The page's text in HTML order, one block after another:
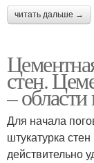
читать дальше →
стен.
–
Для начала
штукатурка
действительно